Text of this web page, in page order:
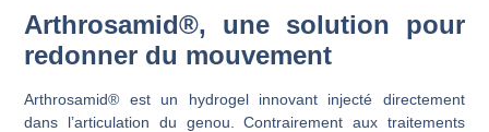
Arthrosamid®, une solution pour
redonner du mouvement
Arthrosamid® est un hydrogel innovant injecté directement
dans l’articulation du genou. Contrairement aux traitements